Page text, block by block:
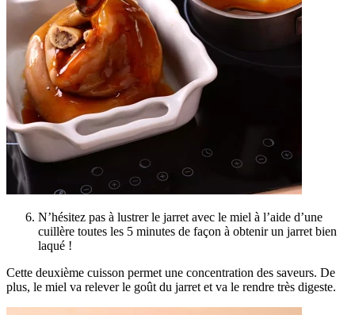
N’hésitez pas à lustrer le jarret avec le miel à l’aide d’une
cuillère toutes les 5 minutes de façon à obtenir un jarret bien
laqué !
Cette deuxième cuisson permet une concentration des saveurs. De
plus, le miel va relever le goût du jarret et va le rendre très digeste.